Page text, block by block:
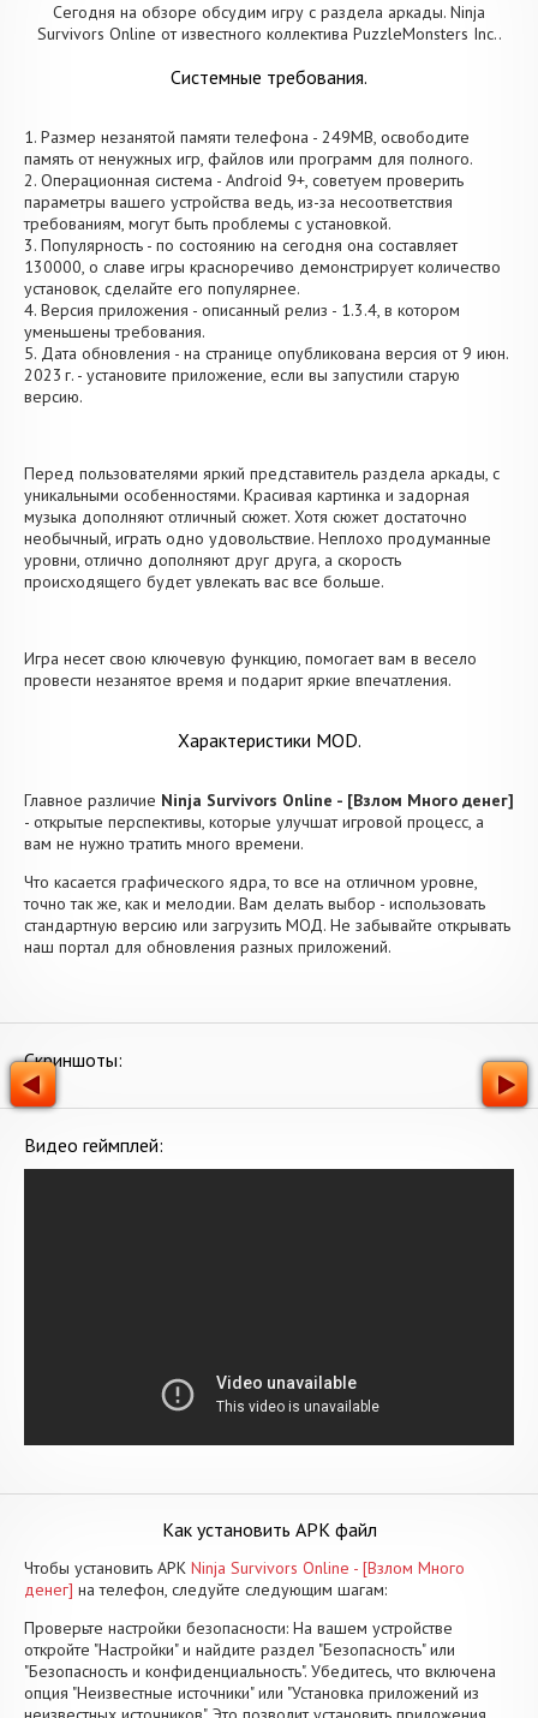
Сегодня на обзоре обсудим игру с раздела аркады. Ninja
Survivors Online от известного коллектива PuzzleMonsters Inc..
Системные требования.
1. Размер незанятой памяти телефона - 249MB, освободите
память от ненужных игр, файлов или программ для полного.
2. Операционная система - Android 9+, советуем проверить
параметры вашего устройства ведь, из-за несоответствия
требованиям, могут быть проблемы с установкой.
3. Популярность - по состоянию на сегодня она составляет
130000, о cлаве игры красноречиво демонстрирует количество
установок, сделайте его популярнее.
4. Версия приложения - описанный релиз - 1.3.4, в котором
уменьшены требования.
5. Дата обновления - на странице опубликована версия от 9 июн.
2023 г. - установите приложение, если вы запустили старую
версию.
Перед пользователями яркий представитель раздела аркады, с
уникальными особенностями. Красивая картинка и задорная
музыка дополняют отличный сюжет. Хотя сюжет достаточно
необычный, играть одно удовольствие. Неплохо продуманные
уровни, отлично дополняют друг друга, а скорость
происходящего будет увлекать вас все больше.
Игра несет свою ключевую функцию, помогает вам в весело
провести незанятое время и подарит яркие впечатления.
Характеристики MOD.
Главное различие Ninja Survivors Online - [Взлом Много денег]
- открытые перспективы, которые улучшат игровой процесс, а
вам не нужно тратить много времени.
Что касается графического ядра, то все на отличном уровне,
точно так же, как и мелодии. Вам делать выбор - использовать
стандартную версию или загрузить МОД. Не забывайте открывать
наш портал для обновления разных приложений.
Скриншоты:
Видео геймплей:
Как установить APK файл
Чтобы установить APK Ninja Survivors Online - [Взлом Много
денег] на телефон, следуйте следующим шагам:
Проверьте настройки безопасности: На вашем устройстве
откройте "Настройки" и найдите раздел "Безопасность" или
"Безопасность и конфиденциальность". Убедитесь, что включена
опция "Неизвестные источники" или "Установка приложений из